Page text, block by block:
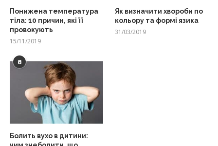
Понижена температура
тіла: 10 причин, які її
провокують
15/11/2019
Як визначити хвороби по
кольору та формі язика
31/03/2019
8
Болить вухо в дитини: